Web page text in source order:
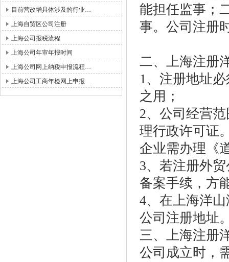
目前营改增具体涉及的行业…
上海自贸区公司注册
上海公司报税流程
上海公司年审年报时间
上海公司网上纳税申报流程…
上海公司工商年检网上申报…
能担任监事；
事。公司注册
二、上海注册
1、注册地址
之用；
2、公司经营
理行政许可证
企业需办理《
3、若注册外
备案手续，方
4、在上海洋
公司注册地址
三、上海注册
公司成立时，